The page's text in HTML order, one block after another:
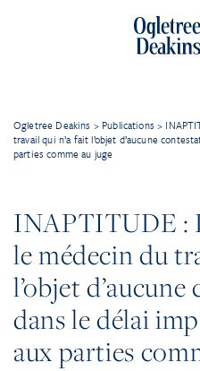
Ogletree Deakins > Publications >
travail qui n’a fait l’objet d’aucune
parties comme au juge
INAPTITUDE :
le médecin du
l’objet
dans le délai
aux parties